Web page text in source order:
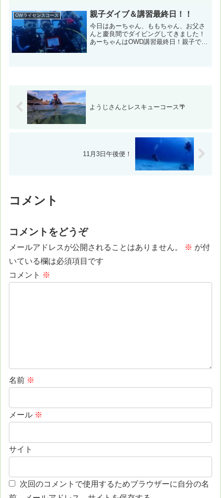
27℃ スーツ：ウエ...
OWライセンスコース 親子ダイブ＆講習最終日！！
今日はあーちゃん、ももちゃん、お父さ
んと慶良間でダイビングしてきました！
あーちゃんはOWD講習最終日！親子でワ
ようじさんとレスキューコース🌴
11月3日午後便！
コメント
コメントをどうぞ
メールアドレスが公開されることはありません。 ※ が付
いている欄は必須項目です
コメント ※
名前 ※
メール ※
サイト
次回のコメントで使用するためブラウザーに自分の名